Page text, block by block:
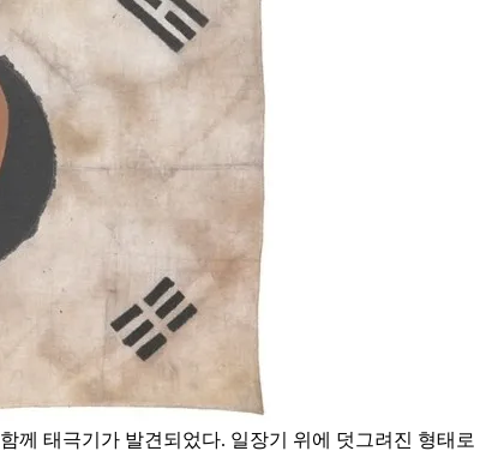
께 태극기가 발견되었다. 일장기 위에 덧그려진 형태